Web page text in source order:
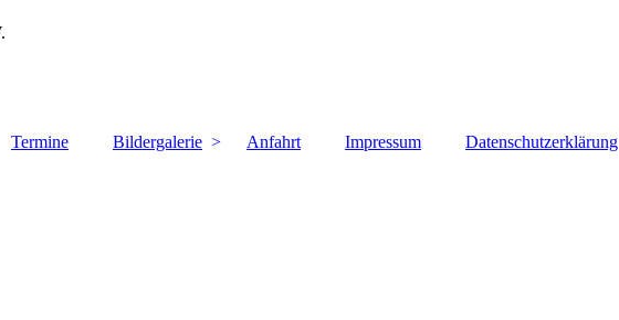
Termine Bildergalerie Anfahrt Impressum Datenschutzerklärung